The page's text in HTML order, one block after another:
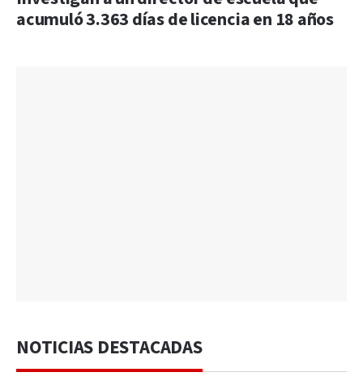
acumuló 3.363 días de licencia en 18 años
NOTICIAS DESTACADAS